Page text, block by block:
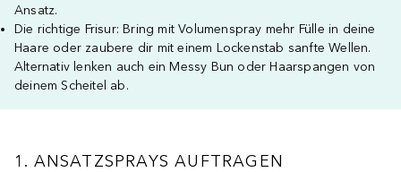
Ansatz.
Die richtige Frisur: Bring mit Volumenspray mehr Fülle in deine
Haare oder zaubere dir mit einem Lockenstab sanfte Wellen.
Alternativ lenken auch ein Messy Bun oder Haarspangen von
deinem Scheitel ab.
1. ANSATZSPRAYS AUFTRAGEN